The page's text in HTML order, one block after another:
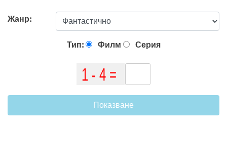
Жанр:
Тип: Филм Серия
Показване